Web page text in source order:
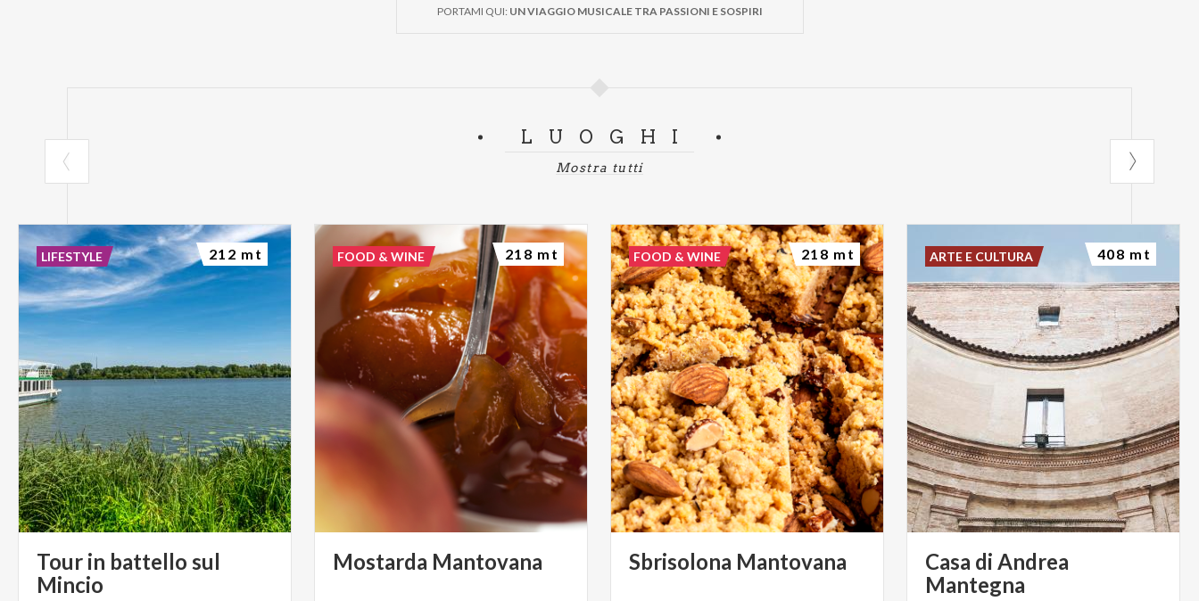
PORTAMI QUI: UN VIAGGIO MUSICALE TRA PASSIONI E SOSPIRI
LUOGHI
Mostra tutti
Tour in battello sul
Mincio
LIFESTYLE 212 mt
Mostarda Mantovana
FOOD & WINE 218 mt
Sbrisolona Mantovana
FOOD & WINE 218 mt
Casa di Andrea
Mantegna
ARTE E CULTURA 408 mt